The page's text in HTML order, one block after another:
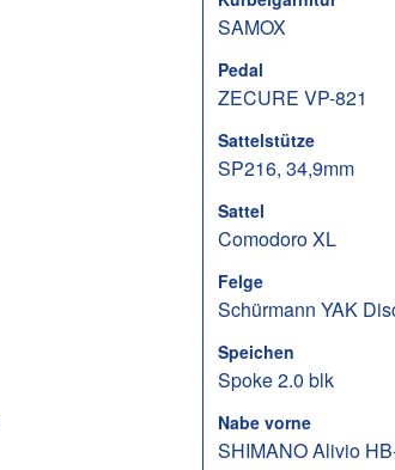
SAMOX
Pedal
ZECURE VP-821
Sattelstütze
SP216, 34,9mm
Sattel
Comodoro XL
Felge
Schürmann YAK
Speichen
Spoke 2.0 blk
Nabe vorne
SHIMANO Alivio